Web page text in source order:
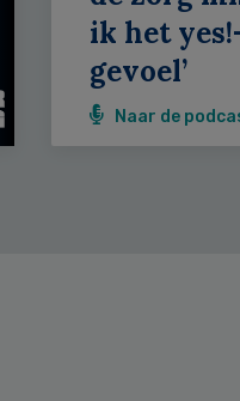
ik het
gevoel’
Naar de